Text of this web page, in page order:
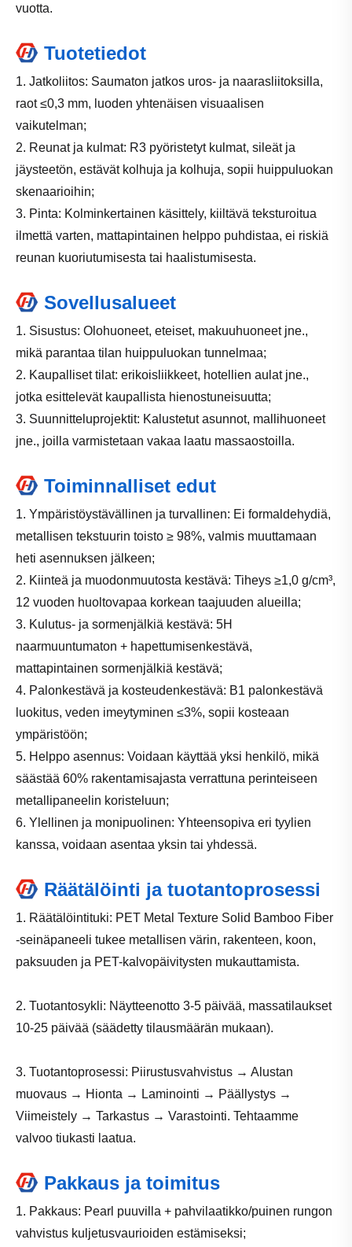
vuotta.
Tuotetiedot
1. Jatkoliitos: Saumaton jatkos uros- ja naarasliitoksilla,
raot ≤0,3 mm, luoden yhtenäisen visuaalisen
vaikutelman;
2. Reunat ja kulmat: R3 pyöristetyt kulmat, sileät ja
jäysteetön, estävät kolhuja ja kolhuja, sopii huippuluokan
skenaarioihin;
3. Pinta: Kolminkertainen käsittely, kiiltävä teksturoitua
ilmettä varten, mattapintainen helppo puhdistaa, ei riskiä
reunan kuoriutumisesta tai haalistumisesta.
Sovellusalueet
1. Sisustus: Olohuoneet, eteiset, makuuhuoneet jne.,
mikä parantaa tilan huippuluokan tunnelmaa;
2. Kaupalliset tilat: erikoisliikkeet, hotellien aulat jne.,
jotka esittelevät kaupallista hienostuneisuutta;
3. Suunnitteluprojektit: Kalustetut asunnot, mallihuoneet
jne., joilla varmistetaan vakaa laatu massaostoilla.
Toiminnalliset edut
1. Ympäristöystävällinen ja turvallinen: Ei formaldehydiä,
metallisen tekstuurin toisto ≥ 98%, valmis muuttamaan
heti asennuksen jälkeen;
2. Kiinteä ja muodonmuutosta kestävä: Tiheys ≥1,0 ​​g/cm³,
12 vuoden huoltovapaa korkean taajuuden alueilla;
3. Kulutus- ja sormenjälkiä kestävä: 5H
naarmuuntumaton + hapettumisenkestävä,
mattapintainen sormenjälkiä kestävä;
4. Palonkestävä ja kosteudenkestävä: B1 palonkestävä
luokitus, veden imeytyminen ≤3%, sopii kosteaan
ympäristöön;
5. Helppo asennus: Voidaan käyttää yksi henkilö, mikä
säästää 60% rakentamisajasta verrattuna perinteiseen
metallipaneelin koristeluun;
6. Ylellinen ja monipuolinen: Yhteensopiva eri tyylien
kanssa, voidaan asentaa yksin tai yhdessä.
Räätälöinti ja tuotantoprosessi
1. Räätälöintituki: PET Metal Texture Solid Bamboo Fiber
-seinäpaneeli tukee metallisen värin, rakenteen, koon,
paksuuden ja PET-kalvopäivitysten mukauttamista.
2. Tuotantosykli: Näytteenotto 3-5 päivää, massatilaukset
10-25 päivää (säädetty tilausmäärän mukaan).
3. Tuotantoprosessi: Piirustusvahvistus → Alustan
muovaus → Hionta → Laminointi → Päällystys →
Viimeistely → Tarkastus → Varastointi. Tehtaamme
valvoo tiukasti laatua.
Pakkaus ja toimitus
1. Pakkaus: Pearl puuvilla + pahvilaatikko/puinen rungon
vahvistus kuljetusvaurioiden estämiseksi;